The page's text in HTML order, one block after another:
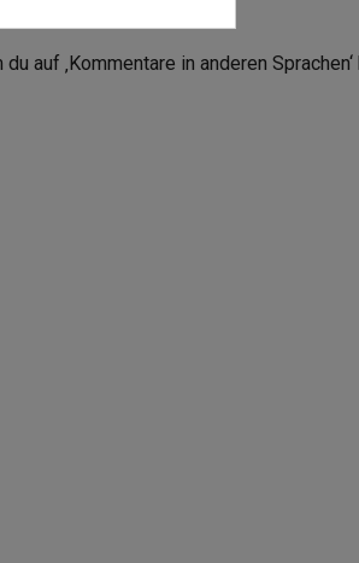
auf ‚Kommentare in anderen Sprachen‘